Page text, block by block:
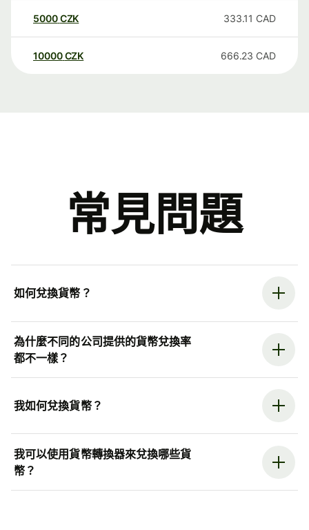
5000CZK 333.11 CAD
10000 CZK 666.23 CAD
常見問題
如何兌換貨幣？
為什麼不同的公司提供的貨幣兌換率
都不一樣？
我如何兌換貨幣？
我可以使用貨幣轉換器來兌換哪些貨
幣？